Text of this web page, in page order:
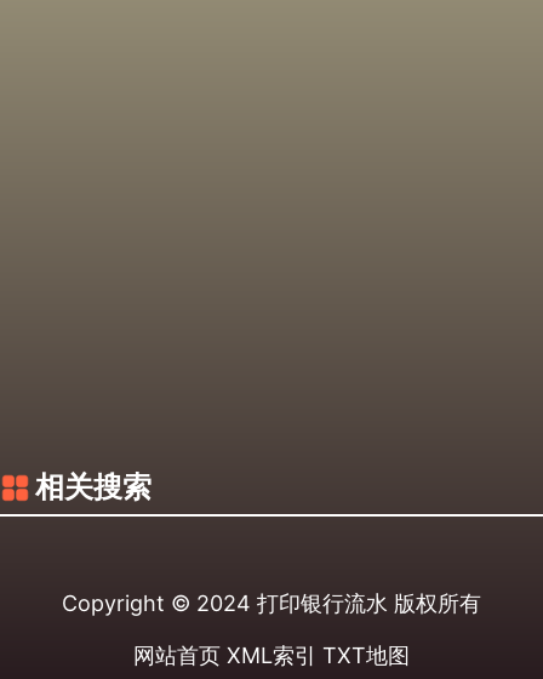
相关搜索
Copyright © 2024 打印银行流水 版权所有
网站首页 XML索引 TXT地图